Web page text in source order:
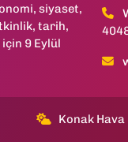
siyaset,
tarih,
9 Eylül
Konak